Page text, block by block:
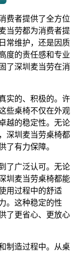
费者提供了全方位
当劳都为消费者提
常维护，还是因质
度的责任感和专业
了深圳麦当劳在消
实的、积极的。许
些桌椅不仅在外观
越的稳定性。无论
深圳麦当劳桌椅都
了有力保障。
了广泛认可。无论
圳麦当劳桌椅都能
用过程中的舒适
。这种稳定的性
了更省心、更放心
制造过程中。从桌